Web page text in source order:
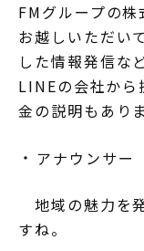
FMグループの
お越しいただい
した情報発信な
LINEの会社から
金の説明もあり
アナウンサー
地域の魅力を
すね。